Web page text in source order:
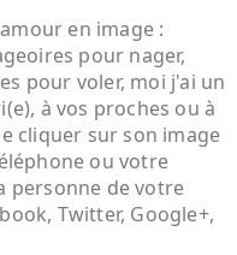
en image :
pour nager,
pour voler, moi j'ai un
à vos proches ou à
cliquer sur son image
ou votre
personne de votre
Twitter, Google+,